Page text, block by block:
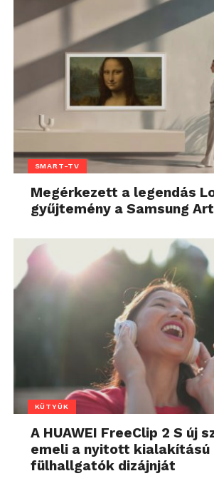
SMART-TV
Megérkezett a legendás
gyűjtemény a Samsung
KÜTYÜK
A HUAWEI FreeClip 2 S új
emeli a nyitott kialakítású
fülhallgatók dizájnját